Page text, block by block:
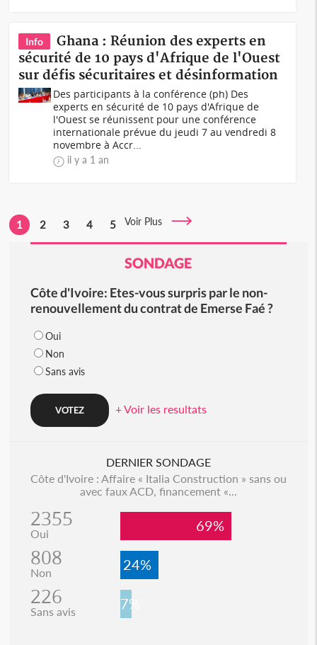
Info
Ghana : Réunion des experts en
sécurité de 10 pays d'Afrique de l'Ouest
sur défis sécuritaires et désinformation
Des participants à la conférence (ph) Des
experts en sécurité de 10 pays d'Afrique de
l'Ouest se réunissent pour une conférence
internationale prévue du jeudi 7 au vendredi 8
novembre à Accr...
il y a 1 an
1 2 3 4 5 Voir Plus
SONDAGE
Côte d'Ivoire: Etes-vous surpris par le non-
renouvellement du contrat de Emerse Faé ?
Oui
Non
Sans avis
+ Voir les resultats
DERNIER SONDAGE
Côte d'Ivoire : Affaire « Italia Construction » sans ou
avec faux ACD, financement «...
2355
Oui 69%
808
Non 24%
226
Sans avis 7%